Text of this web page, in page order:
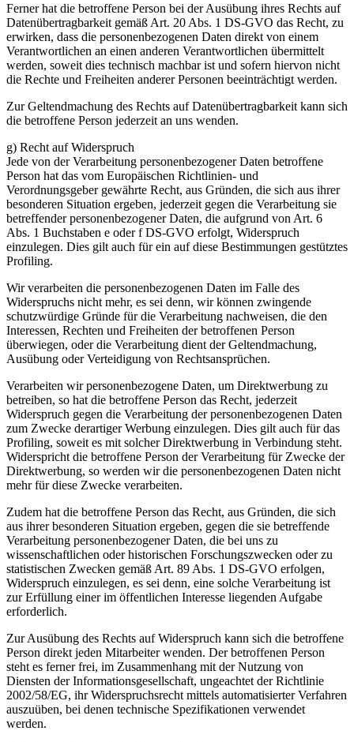
Ferner hat die betroffene Person bei der Ausübung ihres Rechts auf
Datenübertragbarkeit gemäß Art. 20 Abs. 1 DS-GVO das Recht, zu
erwirken, dass die personenbezogenen Daten direkt von einem
Verantwortlichen an einen anderen Verantwortlichen übermittelt
werden, soweit dies technisch machbar ist und sofern hiervon nicht
die Rechte und Freiheiten anderer Personen beeinträchtigt werden.
Zur Geltendmachung des Rechts auf Datenübertragbarkeit kann sich
die betroffene Person jederzeit an uns wenden.
g) Recht auf Widerspruch
Jede von der Verarbeitung personenbezogener Daten betroffene
Person hat das vom Europäischen Richtlinien- und
Verordnungsgeber gewährte Recht, aus Gründen, die sich aus ihrer
besonderen Situation ergeben, jederzeit gegen die Verarbeitung sie
betreffender personenbezogener Daten, die aufgrund von Art. 6
Abs. 1 Buchstaben e oder f DS-GVO erfolgt, Widerspruch
einzulegen. Dies gilt auch für ein auf diese Bestimmungen gestütztes
Profiling.
Wir verarbeiten die personenbezogenen Daten im Falle des
Widerspruchs nicht mehr, es sei denn, wir können zwingende
schutzwürdige Gründe für die Verarbeitung nachweisen, die den
Interessen, Rechten und Freiheiten der betroffenen Person
überwiegen, oder die Verarbeitung dient der Geltendmachung,
Ausübung oder Verteidigung von Rechtsansprüchen.
Verarbeiten wir personenbezogene Daten, um Direktwerbung zu
betreiben, so hat die betroffene Person das Recht, jederzeit
Widerspruch gegen die Verarbeitung der personenbezogenen Daten
zum Zwecke derartiger Werbung einzulegen. Dies gilt auch für das
Profiling, soweit es mit solcher Direktwerbung in Verbindung steht.
Widerspricht die betroffene Person der Verarbeitung für Zwecke der
Direktwerbung, so werden wir die personenbezogenen Daten nicht
mehr für diese Zwecke verarbeiten.
Zudem hat die betroffene Person das Recht, aus Gründen, die sich
aus ihrer besonderen Situation ergeben, gegen die sie betreffende
Verarbeitung personenbezogener Daten, die bei uns zu
wissenschaftlichen oder historischen Forschungszwecken oder zu
statistischen Zwecken gemäß Art. 89 Abs. 1 DS-GVO erfolgen,
Widerspruch einzulegen, es sei denn, eine solche Verarbeitung ist
zur Erfüllung einer im öffentlichen Interesse liegenden Aufgabe
erforderlich.
Zur Ausübung des Rechts auf Widerspruch kann sich die betroffene
Person direkt jeden Mitarbeiter wenden. Der betroffenen Person
steht es ferner frei, im Zusammenhang mit der Nutzung von
Diensten der Informationsgesellschaft, ungeachtet der Richtlinie
2002/58/EG, ihr Widerspruchsrecht mittels automatisierter Verfahren
auszuüben, bei denen technische Spezifikationen verwendet
werden.